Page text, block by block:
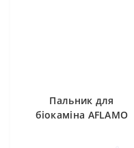
Пальник для
біокаміна AFLAMO